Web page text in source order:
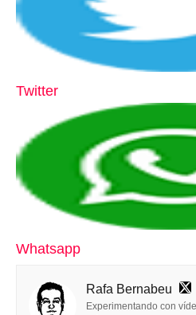
Twitter
Whatsapp
Rafa Bernabeu
Experimentando con